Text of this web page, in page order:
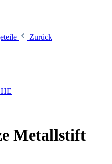
Zurück
Metallstift